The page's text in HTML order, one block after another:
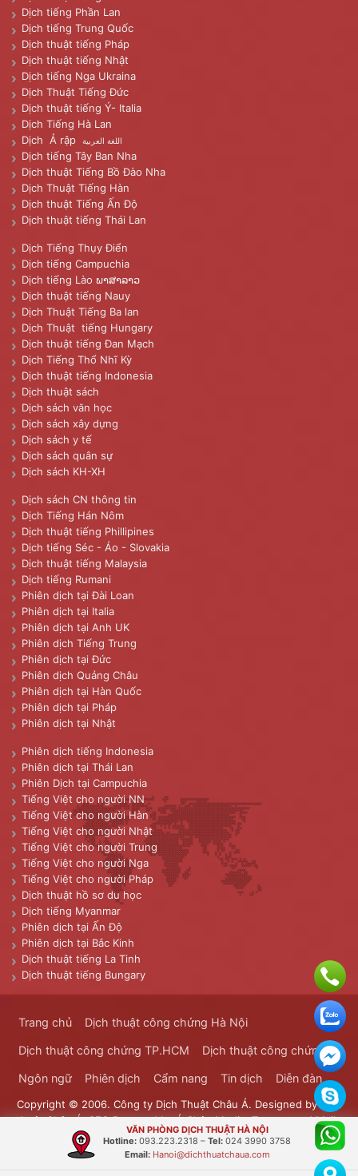
Dịch tiếng Phần Lan
Dịch tiếng Trung Quốc
Dịch thuật tiếng Pháp
Dịch thuật tiếng Nhật
Dịch tiếng Nga Ukraina
Dịch Thuật Tiếng Đức
Dịch thuật tiếng Ý- Italia
Dịch Tiếng Hà Lan
Dịch Ả rập
اللغة العربية
Dịch tiếng Tây Ban Nha
Dịch thuật Tiếng Bồ Đào Nha
Dịch Thuật Tiếng Hàn
Dịch thuật Tiếng Ấn Độ
Dịch thuật tiếng Thái Lan
Dịch Tiếng Thụy Điển
Dịch tiếng Campuchia
Dịch tiếng Lào ພາສາລາວ
Dịch thuật tiếng Nauy
Dịch Thuật Tiếng Ba lan
Dịch Thuật tiếng Hungary
Dịch thuật tiếng Đan Mạch
Dịch Tiếng Thổ Nhĩ Kỳ
Dịch thuật tiếng Indonesia
Dịch thuật sách
Dịch sách văn học
Dịch sách xây dựng
Dịch sách y tế
Dịch sách quân sự
Dịch sách KH-XH
Dịch sách CN thông tin
Dịch Tiếng Hán Nôm
Dịch thuật tiếng Phillipines
Dịch tiếng Séc - Áo - Slovakia
Dịch thuật tiếng Malaysia
Dịch tiếng Rumani
Phiên dịch tại Đài Loan
Phiên dịch tại Italia
Phiên dịch tại Anh UK
Phiên dịch Tiếng Trung
Phiên dịch tại Đức
Phiên dịch Quảng Châu
Phiên dịch tại Hàn Quốc
Phiên dịch tại Pháp
Phiên dịch tại Nhật
Phiên dịch tiếng Indonesia
Phiên dịch tại Thái Lan
Phiên Dịch tại Campuchia
Tiếng Việt cho người NN
Tiếng Việt cho người Hàn
Tiếng Việt cho người Nhật
Tiếng Việt cho người Trung
Tiếng Việt cho người Nga
Tiếng Việt cho người Pháp
Dịch thuật hồ sơ du học
Dịch tiếng Myanmar
Phiên dịch tại Ấn Độ
Phiên dịch tại Bắc Kinh
Dịch thuật tiếng La Tinh
Dịch thuật tiếng Bungary
Trang chủ Dịch thuật công chứng Hà Nội
Dịch thuật công chứng TP.HCM Dịch thuật công chứng
Ngôn ngữ Phiên dịch Cẩm nang Tin dịch Diễn đàn
Copyright © 2006. Công ty Dịch Thuật Châu Á. Designed byDịch
thuật Châu Á. SEO Powered byÁ Châu Media. Transported Mails
Bưu Chính Đông Dương
VĂN PHÒNG DỊCH THUẬT HÀ NỘI
Hotline: 093.223.2318 – Tel: 024 3990 3758
Email: Hanoi@dichthuatchaua.com